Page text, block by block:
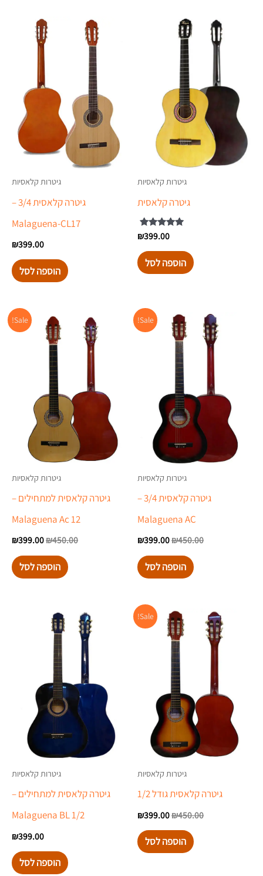
גיטרות קלאסיות
גיטרה קלאסית
דורג
5.00
מתוך 5
₪399.00
הוספה לסל
גיטרות קלאסיות
גיטרה קלאסית 3/4 –
Malaguena-CL17
₪399.00
הוספה לסל
Sale!
גיטרות קלאסיות
גיטרה קלאסית 3/4 –
Malaguena AC
₪450.00
המחיר
המקורי
₪399.00
המחיר
הנוכחי
הוספה לסל
Sale!
גיטרות קלאסיות
גיטרה קלאסית למתחילים –
Malaguena Ac 12
₪450.00
המחיר
המקורי
₪399.00
הוספה לסל
Sale!
גיטרות קלאסיות
גיטרה קלאסית גודל 1/2
₪450.00
המחיר
המקורי
היה:
₪399.00
המחיר
הנוכחי
הוספה לסל
גיטרות קלאסיות
גיטרה קלאסית למתחילים –
Malaguena BL 1/2
₪399.00
הוספה לסל